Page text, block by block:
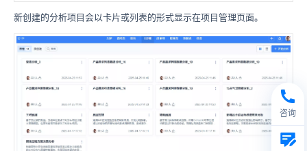
新创建的分析项目会以卡片或列表的形式显示在项目管理页面。
咨询